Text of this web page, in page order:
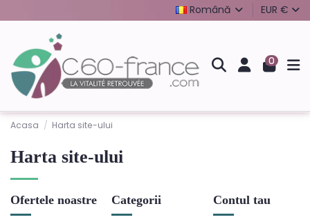
Română EUR €
0
Acasa Harta site-ului
Harta site-ului
Ofertele noastre Categorii Contul tau